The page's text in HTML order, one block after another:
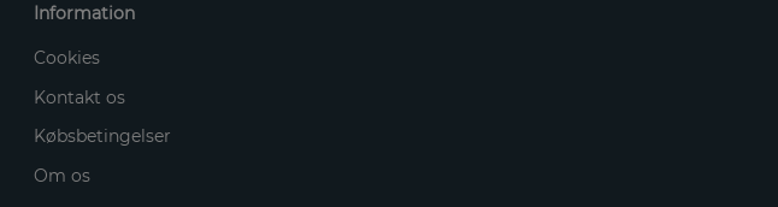
Information
Cookies
Kontakt os
Købsbetingelser
Om os